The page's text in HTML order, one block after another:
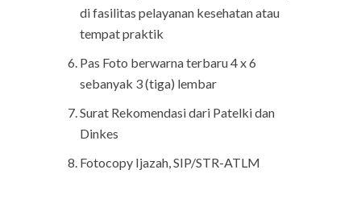
di fasilitas pelayanan kesehatan atau
tempat praktik
Pas Foto berwarna terbaru 4 x 6
sebanyak 3 (tiga) lembar
Surat Rekomendasi dari Patelki dan
Dinkes
Fotocopy Ijazah, SIP/STR-ATLM